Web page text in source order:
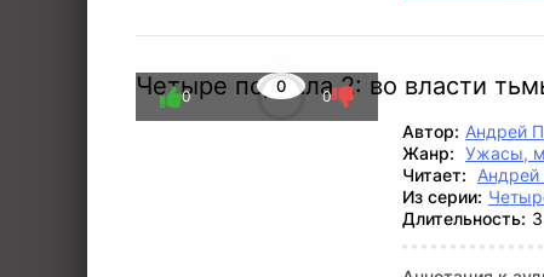
Четыре подвала 2: во власти
0
0 0
Автор: Андрей
Жанр: Ужасы,
Читает:
Андрей
Из серии:
Длительность: